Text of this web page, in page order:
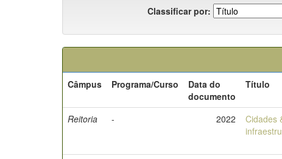
Classificar por:
Câmpus
Programa/Curso
Data do
documento
Título
Reitoria - 2022
Cidades